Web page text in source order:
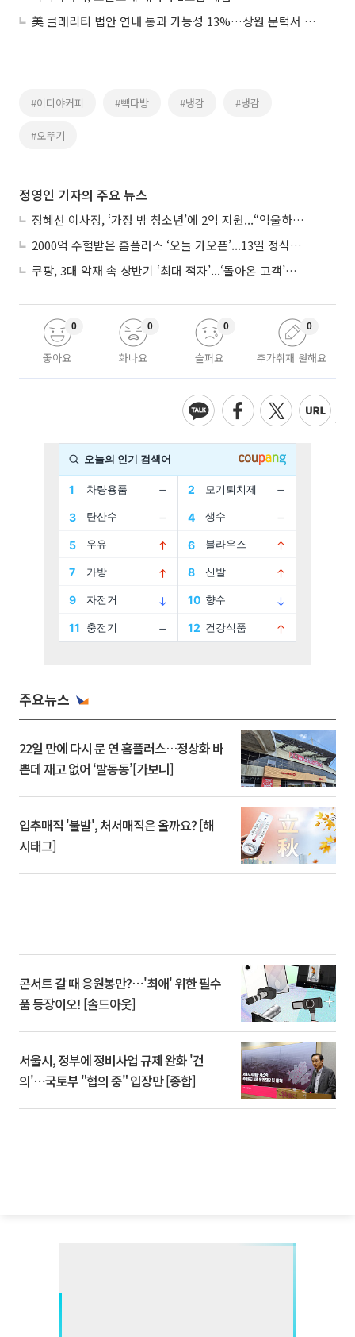
美 클래리티 법안 연내 통과 가능성 13%…상원 문턱서 제동
#이디야커피 #빽다방 #냉감 #냉감
#오뚜기
정영인 기자의 주요 뉴스
장혜선 이사장, ‘가정 밖 청소년’에 2억 지원...“억울하고 아파도 단단해지길”
2000억 수혈받은 홈플러스 ‘오늘 가오픈’...13일 정식 개장 시험대
쿠팡, 3대 악재 속 상반기 ‘최대 적자’...‘돌아온 고객’에 수익성 반등 주목
좋아요
0
화나요
0
슬퍼요
0
추가취재 원해요
0
주요뉴스
22일 만에 다시 문 연 홈플러스…정상화 바
쁜데 재고 없어 ‘발동동’[가보니]
입추매직 '불발', 처서매직은 올까요? [해
시태그]
콘서트 갈 때 응원봉만?⋯'최애' 위한 필수
품 등장이오! [솔드아웃]
서울시, 정부에 정비사업 규제 완화 '건
의'⋯국토부 "협의 중" 입장만 [종합]